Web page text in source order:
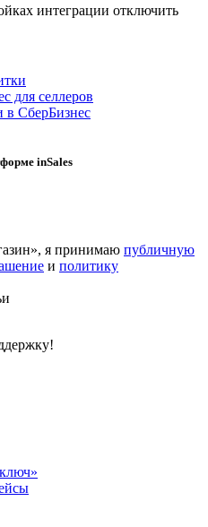
интеграции отключить
для селлеров
в СберБизнес
inSales
я принимаю публичную
и политику